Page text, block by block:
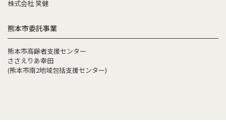
株式会社 笑健
熊本市委託事業
熊本市高齢者支援センター
ささえりあ幸田
(熊本市南2地域包括支援センター)